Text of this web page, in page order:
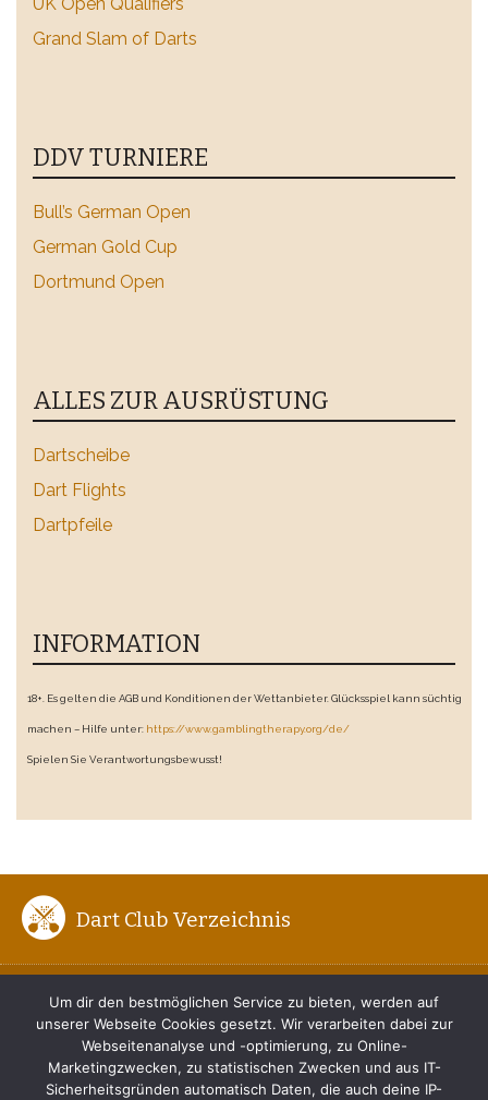
Grand Slam of Darts
DDV TURNIERE
Bull’s German Open
German Gold Cup
Dortmund Open
ALLES ZUR AUSRÜSTUNG
Dartscheibe
Dart Flights
Dartpfeile
INFORMATION
18+. Es gelten die AGB und Konditionen der Wettanbieter. Glücksspiel kann süchtig
machen – Hilfe unter: https://www.gamblingtherapy.org/de/
Spielen Sie Verantwortungsbewusst!
Dart Club Verzeichnis
DER RICHTIGE DARTWURF
TIPPS FÜR ANFÄNGER
Um dir den bestmöglichen Service zu bieten, werden auf
unserer Webseite Cookies gesetzt. Wir verarbeiten dabei zur
Webseitenanalyse und -optimierung, zu Online-
Marketingzwecken, zu statistischen Zwecken und aus IT-
Sicherheitsgründen automatisch Daten, die auch deine IP-